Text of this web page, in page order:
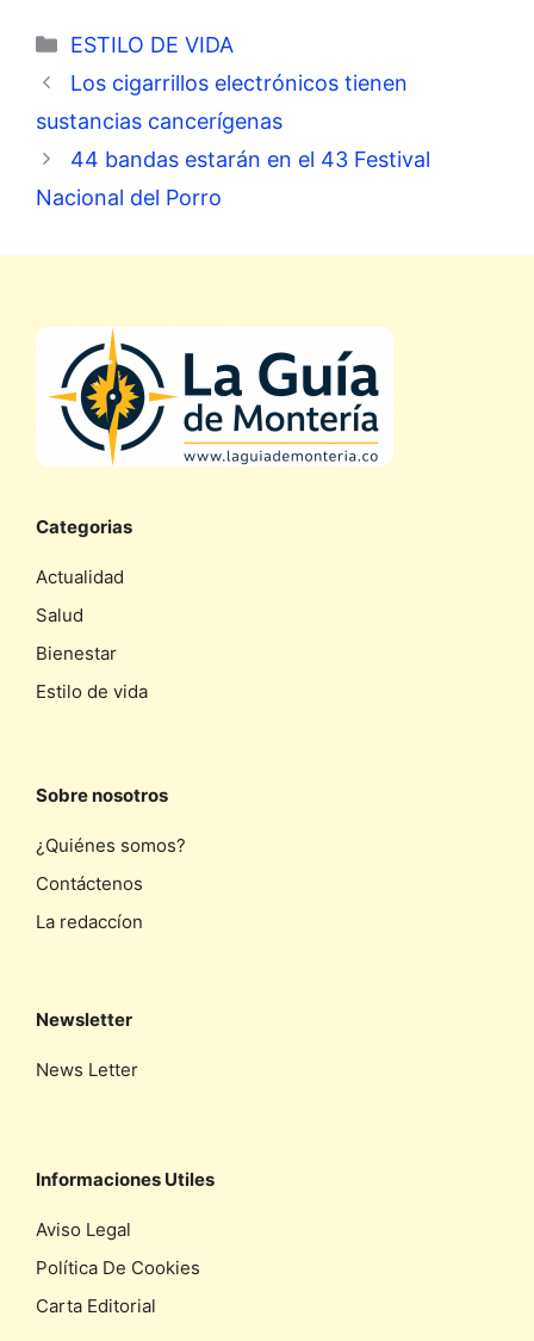
Categorías
ESTILO DE VIDA
Los cigarrillos electrónicos tienen
sustancias cancerígenas
44 bandas estarán en el 43 Festival
Nacional del Porro
Categorias
Actualidad
Salud
Bienestar
Estilo de vida
Sobre nosotros
¿Quiénes somos?
Contáctenos
La redaccíon
Newsletter
News Letter
Informaciones Utiles
Aviso Legal
Política De Cookies
Carta Editorial